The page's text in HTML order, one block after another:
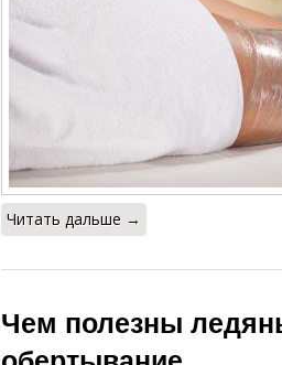
Читать дальше →
Чем полезны